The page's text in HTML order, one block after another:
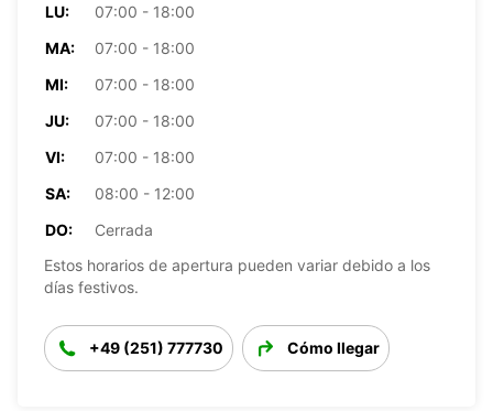
LU:
07:00 - 18:00
MA:
07:00 - 18:00
MI:
07:00 - 18:00
JU:
07:00 - 18:00
VI:
07:00 - 18:00
SA:
08:00 - 12:00
DO:
Cerrada
Estos horarios de apertura pueden variar debido a los
días festivos.
+49 (251) 777730 Cómo llegar